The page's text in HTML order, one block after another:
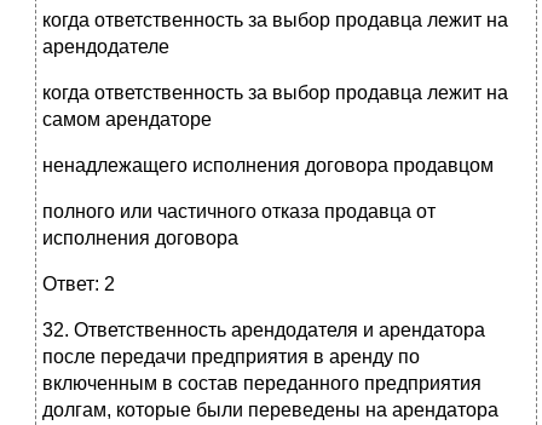
когда ответственность за выбор продавца лежит на
арендодателе
когда ответственность за выбор продавца лежит на
самом арендаторе
ненадлежащего исполнения договора продавцом
полного или частичного отказа продавца от
исполнения договора
Ответ: 2
32. Ответственность арендодателя и арендатора
после передачи предприятия в аренду по
включенным в состав переданного предприятия
долгам, которые были переведены на арендатора